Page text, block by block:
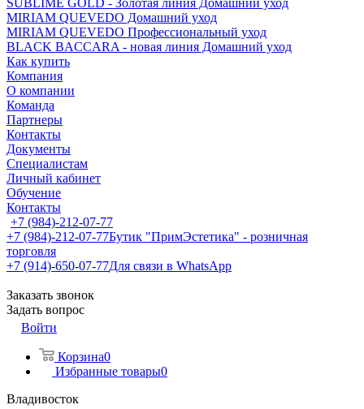
SUBLIME GOLD - Золотая линия Домашний уход
MIRIAM QUEVEDO Домашний уход
MIRIAM QUEVEDO Профессиональный уход
BLACK BACCARA - новая линия Домашний уход
Как купить
Компания
О компании
Команда
Партнеры
Контакты
Документы
Специалистам
Личный кабинет
Обучение
Контакты
+7 (984)-212-07-77
+7 (984)-212-07-77Бутик "ПримЭстетика" - розничная
торговля
+7 (914)-650-07-77Для связи в WhatsApp
Заказать звонок
Задать вопрос
Войти
Корзина0
Избранные товары0
Владивосток